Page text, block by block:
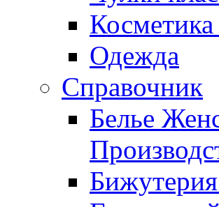
Одежда
Справочник
Белье